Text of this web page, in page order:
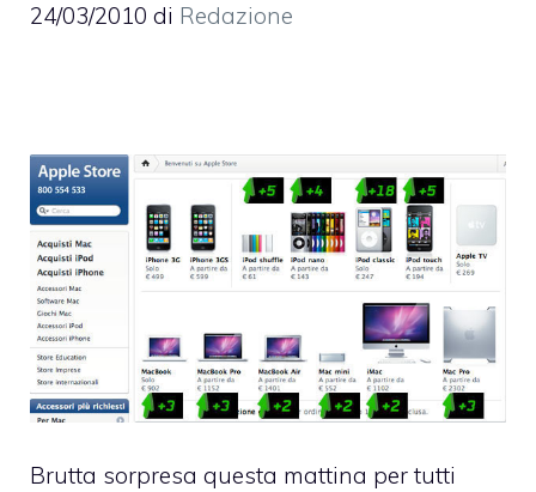
24/03/2010 di Redazione
Brutta sorpresa questa mattina per tutti